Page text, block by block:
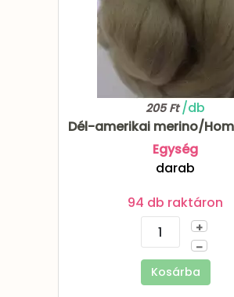
205 Ft/db
Dél-amerikai merino/
Egység
darab
94 db raktáron
+
–
Kosárba